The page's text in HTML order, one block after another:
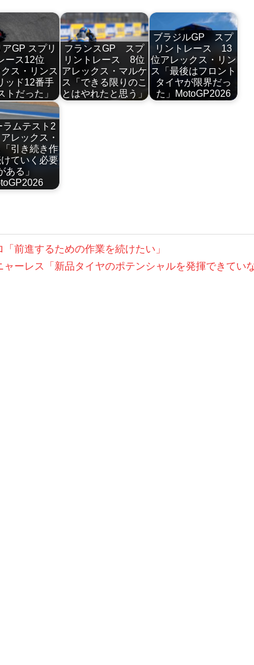
GP スプリ
ース12位
ス・リンス
ッド12番手
トだった」
フランスGP スプ
リントレース 8位
アレックス・マルケ
ス「できる限りのこ
とはやれたと思う」
ブラジルGP スプ
リントレース 13
位アレックス・リン
ス「最後はフロント
タイヤが限界だっ
た」MotoGP2026
ラムテスト2
レックス・
「引き続き作
ていく必要
ある」
前進するための作業を続けたい」
ーレス「新品タイヤのポテンシャルを発揮できていな